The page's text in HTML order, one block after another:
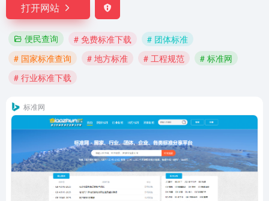
打开网站
便民查询 # 免费标准下载
# 团体标准
# 国家标准查询
# 地方标准 # 工程规范
# 标准网
# 行业标准下载
标准网